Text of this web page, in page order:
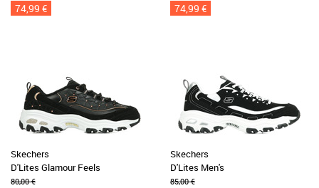
74,99 € 74,99 €
Skechers
D'Lites Glamour Feels
80,00 €
Skechers
D'Lites Men's
85,00 €